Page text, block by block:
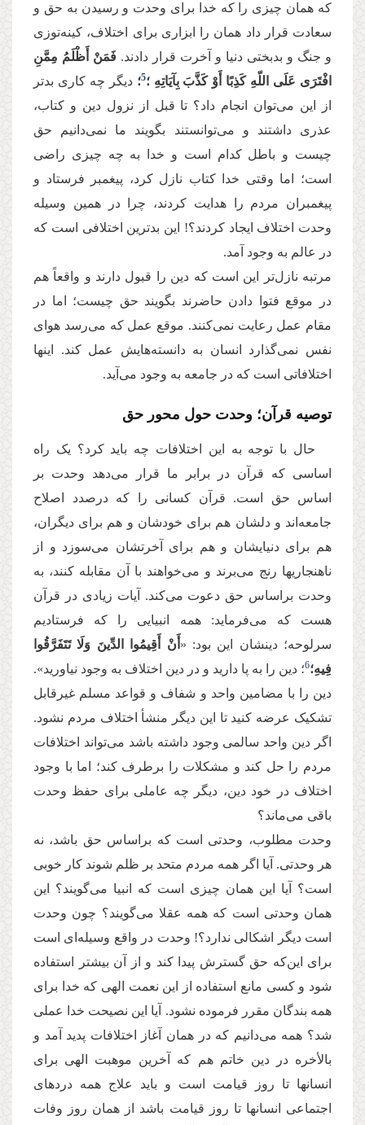
که همان چیزی را که خدا برای وحدت و رسیدن به حق و
سعادت قرار داد همان را ابزاری برای اختلاف، کینه‌توزی
و جنگ و بدبختی دنیا و آخرت قرار دادند. فَمَنْ أَظْلَمُ مِمَّنِ
افْتَرَى عَلَى اللّهِ كَذِبًا أَوْ كَذَّبَ بِآیَاتِهِ ؛5؛دیگر چه کاری بدتر
از این می‌توان انجام داد؟ تا قبل از نزول دین و کتاب،
عذری داشتند و می‌توانستند بگویند ما نمی‌دانیم حق
چیست و باطل کدام است و خدا به چه چیزی راضی
است؛ اما وقتی خدا کتاب نازل کرد، پیغمبر فرستاد و
پیغمبران مردم را هدایت کردند، چرا در همین وسیله
وحدت اختلاف ایجاد کردند؟! این بدترین اختلافی است که
در عالم به وجود آمد.
مرتبه نازل‌تر این است که دین را قبول دارند و واقعاً هم
در موقع فتوا دادن حاضرند بگویند حق چیست؛ اما در
مقام عمل رعایت نمی‌کنند. موقع عمل که می‌رسد هوای
نفس نمی‌گذارد انسان به دانسته‌هایش عمل کند. اینها
اختلافاتی است که در جامعه به وجود می‌آید.
توصیه قرآن؛ وحدت حول محور حق
حال با توجه به این اختلافات چه باید کرد؟ یک راه
اساسی که قرآن در برابر ما قرار می‌دهد وحدت بر
اساس حق است. قرآن کسانی را که درصدد اصلاح
جامعه‌اند و دلشان هم برای خودشان و هم برای دیگران،
هم برای دنیایشان و هم برای آخرتشان می‌سوزد و از
ناهنجاریها رنج می‌برند و می‌خواهند با آن مقابله کنند، به
وحدت براساس حق دعوت می‌کند. آیات زیادی در قرآن
هست که می‌فرماید: همه انبیایی را که فرستادیم
سرلوحه؛ دینشان این بود: « أَنْ أَقِیمُوا الدِّینَ وَلَا تَتَفَرَّقُوا
فِیهِ؛6؛ دین را به پا دارید و در دین اختلاف به وجود نیاورید».
دین را با مضامین واحد و شفاف و قواعد مسلم غیرقابل
تشکیک عرضه کنید تا این دیگر منشأ اختلاف مردم نشود.
اگر دین واحد سالمی وجود داشته باشد می‌تواند اختلافات
مردم را حل کند و مشکلات را برطرف کند؛ اما با وجود
اختلاف در خود دین، دیگر چه عاملی برای حفظ وحدت
باقی می‌ماند؟
وحدت مطلوب، وحدتی است که براساس حق باشد، نه
هر وحدتی. آیا اگر همه مردم متحد بر ظلم شوند کار خوبی
است؟ آیا این همان چیزی است که انبیا می‌گویند؟ این
همان وحدتی است که همه عقلا می‌گویند؟ چون وحدت
است دیگر اشکالی ندارد؟! وحدت در واقع وسیله‌ای است
برای این‌که حق گسترش پیدا کند و از آن بیشتر استفاده
شود و کسی مانع استفاده از این نعمت الهی که خدا برای
همه بندگان مقرر فرموده نشود. آیا این نصیحت خدا عملی
شد؟ همه می‌دانیم که در همان آغاز اختلافات پدید آمد و
بالأخره در دین خاتم هم که آخرین موهبت الهی برای
انسانها تا روز قیامت است و باید علاج همه دردهای
اجتماعی انسانها تا روز قیامت باشد از همان روز وفات